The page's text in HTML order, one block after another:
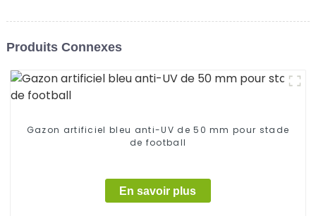
Produits Connexes
Gazon artificiel bleu anti-UV de 50 mm pour stade
de football
En savoir plus